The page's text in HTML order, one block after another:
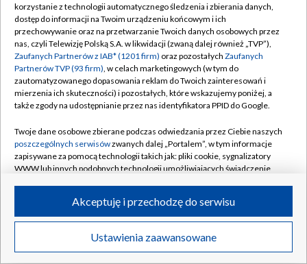
TVP
Abonament TVP
Emisja w TVP
Centrum informacji TVP
Naziemna Telewizja Cyfrowa
Rada Programowa
System NOS
Informacje o nadawcy
Program dla prasy
Ogłoszenie przetargowe
Regulamin TVP
Polityka prywatności
Moje zgody
Pomoc
Kontakt
Kanały
©2026 Telewizja Polska S.A. w likwidacji
korzystanie z technologii automatycznego śledzenia i zbierania danych,
dostęp do informacji na Twoim urządzeniu końcowym i ich
przechowywanie oraz na przetwarzanie Twoich danych osobowych przez
nas, czyli Telewizję Polską S.A. w likwidacji (zwaną dalej również „TVP”),
Zaufanych Partnerów z IAB* (1201 firm) oraz pozostałych Zaufanych
Partnerów TVP (93 firm), w celach marketingowych (w tym do
zautomatyzowanego dopasowania reklam do Twoich zainteresowań i
mierzenia ich skuteczności) i pozostałych, które wskazujemy poniżej, a
także zgody na udostępnianie przez nas identyfikatora PPID do Google.
Twoje dane osobowe zbierane podczas odwiedzania przez Ciebie naszych
poszczególnych serwisówzwanych dalej „Portalem”, w tym informacje
zapisywane za pomocą technologii takich jak: pliki cookie, sygnalizatory
WWW lub innych podobnych technologii umożliwiających świadczenie
ruchu w Internecie.
Twoje dane osobowe zbierane podczas odwiedzania przez Ciebie
poszczególnych serwisówna Portalu, takie jak adresy IP, identyfikatory
Ustawienia zaawansowane
Akceptuję i przechodzę do serwisu